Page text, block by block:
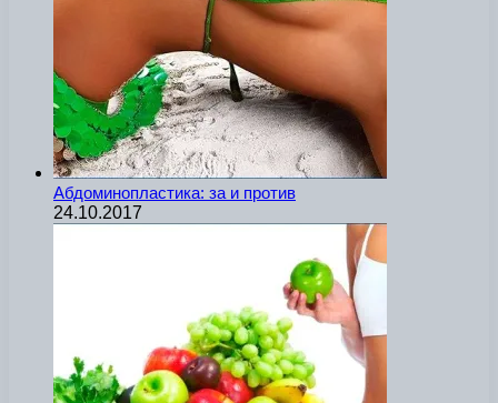
Абдоминопластика: за и против
24.10.2017